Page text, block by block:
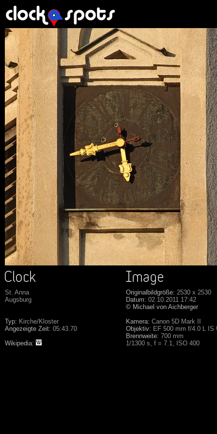
St. Anna
Augsburg
Typ: Kirche/Kloster
Angezeigte Zeit: 05:43.70
Wikipedia:
Originalbildgröße: 2530 x 2530
Datum: 02.10.2011 17:42
© Michael von Aichberger
Kamera: Canon 5D Mark II
Objektiv: EF 500 mm f/4.0 L IS
Brennweite: 700 mm
1/1300 s, f = 7.1, ISO 400